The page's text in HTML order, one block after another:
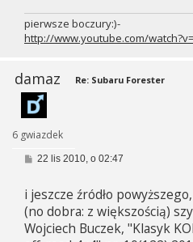
pierwsze boczury:)-
http://www.youtube.com/
damaz
6 gwiazdek
Re: Subaru Forester
P
t
22 lis 2010, o 02:47
i jeszcze źródło
(no dobra: z większością)
Wojciech Buczek, "Klasyk